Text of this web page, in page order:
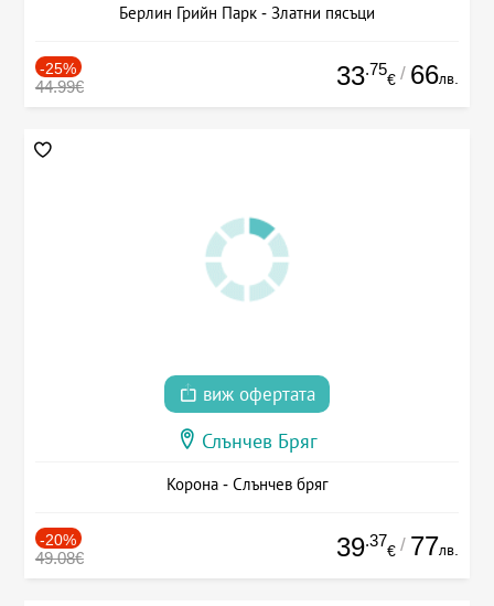
Берлин Грийн Парк - Златни пясъци
-25%
44.99€ 33.75
€ / 66лв.
виж офертата
Слънчев Бряг
Корона - Слънчев бряг
-20%
49.08€ 39.37
€ / 77лв.